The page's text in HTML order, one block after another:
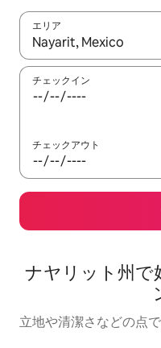
エリア
検索結果が表示された
チェックイン
チェックアウト
ナヤリット州で
立地や清潔さなどの点